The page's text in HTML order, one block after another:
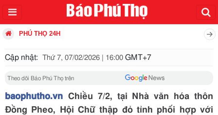
PHÚ THỌ 24H
Cập nhật: Thứ 7, 07/02/2026 | 16:00 GMT+7
Theo dõi Báo Phú Thọ trên
baophutho.vn Chiều 7/2, tại Nhà văn hóa thôn
Đồng Pheo, Hội Chữ thập đỏ tỉnh phối hợp với